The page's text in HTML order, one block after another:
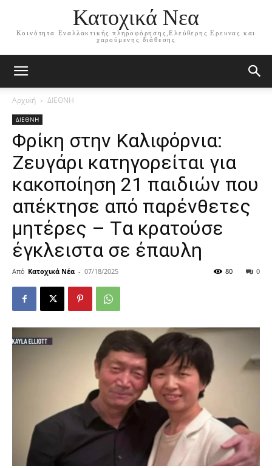
Κατοχικά Νεα
Κοινότητα Εναλλακτικής πληροφόρησης,Ελεύθερης Ερευνας και
χαρούμενης διάθεσης
Αρχική ΔΙΕΘΝΗ
ΔΙΕΘΝΗ
Φρίκη στην Καλιφόρνια:
Ζευγάρι κατηγορείται για
κακοποίηση 21 παιδιών που
απέκτησε από παρένθετες
μητέρες – Tα κρατούσε
έγκλειστα σε έπαυλη
Από Κατοχικά Νέα - 07/18/2025 0
80